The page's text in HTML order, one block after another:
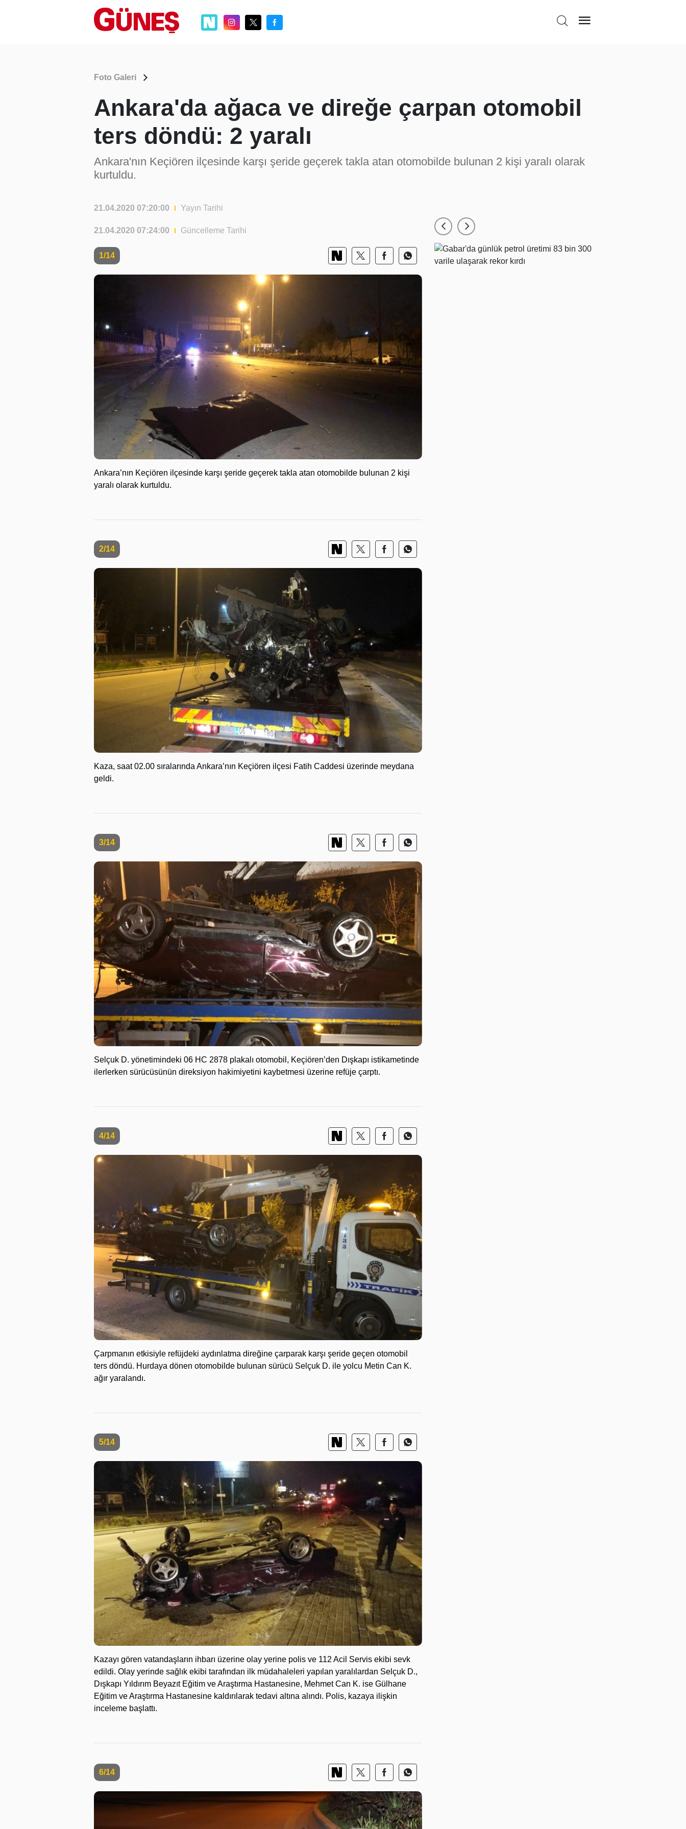
Foto Galeri
Ankara'da ağaca ve direğe çarpan otomobil
ters döndü: 2 yaralı
Ankara'nın Keçiören ilçesinde karşı şeride geçerek takla atan otomobilde bulunan 2 kişi yaralı olarak
kurtuldu.
21.04.2020 07:20:00 Yayın Tarihi
21.04.2020 07:24:00 Güncelleme Tarihi
1/14
Ankara’nın Keçiören ilçesinde karşı şeride geçerek takla atan otomobilde bulunan 2 kişi
yaralı olarak kurtuldu.
2/14
Kaza, saat 02.00 sıralarında Ankara’nın Keçiören ilçesi Fatih Caddesi üzerinde meydana
geldi.
3/14
Selçuk D. yönetimindeki 06 HC 2878 plakalı otomobil, Keçiören’den Dışkapı istikametinde
ilerlerken sürücüsünün direksiyon hakimiyetini kaybetmesi üzerine refüje çarptı.
4/14
Çarpmanın etkisiyle refüjdeki aydınlatma direğine çarparak karşı şeride geçen otomobil
ters döndü. Hurdaya dönen otomobilde bulunan sürücü Selçuk D. ile yolcu Metin Can K.
ağır yaralandı.
5/14
Kazayı gören vatandaşların ihbarı üzerine olay yerine polis ve 112 Acil Servis ekibi sevk
edildi. Olay yerinde sağlık ekibi tarafından ilk müdahaleleri yapılan yaralılardan Selçuk D.,
Dışkapı Yıldırım Beyazıt Eğitim ve Araştırma Hastanesine, Mehmet Can K. ise Gülhane
Eğitim ve Araştırma Hastanesine kaldırılarak tedavi altına alındı. Polis, kazaya ilişkin
inceleme başlattı.
6/14